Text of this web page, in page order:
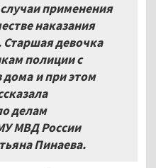
применения
наказания
Старшая девочка
полиции с
дома и при этом
делам
МВД России
Пинаева.